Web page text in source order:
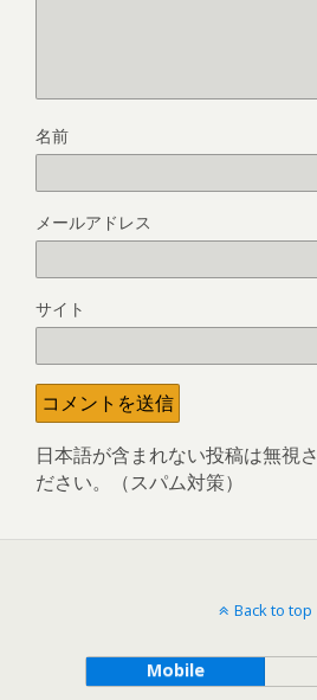
名前
メールアドレス
サイト
日本語が含まれない投稿は無視
ださい。（スパム対策）
Back to top
Mobile